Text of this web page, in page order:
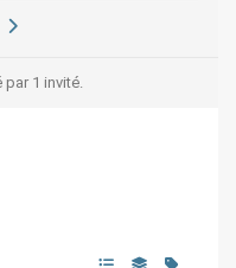
Ce sujet est actuellement visionné par 1 invité.